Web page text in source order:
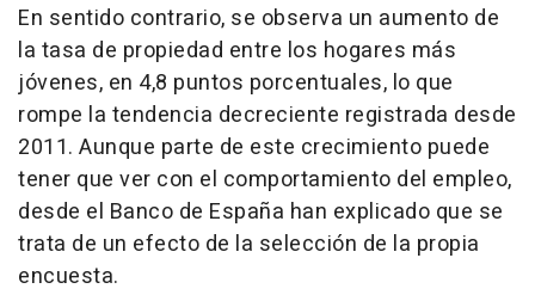
En sentido contrario, se observa un aumento de
la tasa de propiedad entre los hogares más
jóvenes, en 4,8 puntos porcentuales, lo que
rompe la tendencia decreciente registrada desde
2011. Aunque parte de este crecimiento puede
tener que ver con el comportamiento del empleo,
desde el Banco de España han explicado que se
trata de un efecto de la selección de la propia
encuesta.